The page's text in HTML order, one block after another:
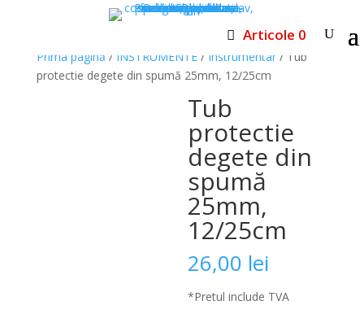
Articole 0
Prima pagină / INSTRUMENTE/ Instrumentar / Tub
protectie degete din spumă 25mm, 12/25cm
Tub
protectie
degete din
spumă
25mm,
12/25cm
26,00 lei
*Pretul include TVA